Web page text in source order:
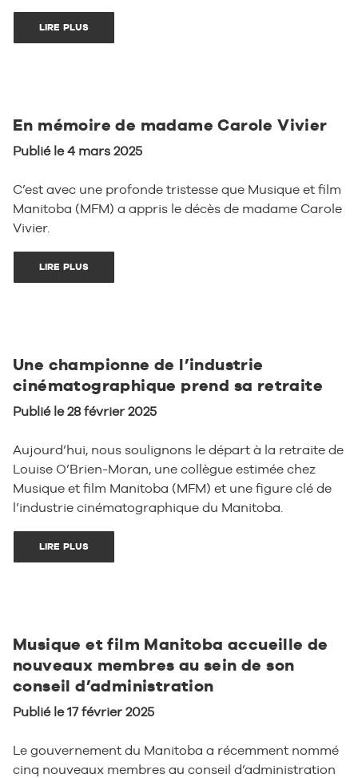
LIRE PLUS
En mémoire de madame Carole Vivier
Publié le 4 mars 2025
C’est avec une profonde tristesse que Musique et film
Manitoba (MFM) a appris le décès de madame Carole
Vivier.
LIRE PLUS
Une championne de l’industrie
cinématographique prend sa retraite
Publié le 28 février 2025
Aujourd’hui, nous soulignons le départ à la retraite de
Louise O’Brien-Moran, une collègue estimée chez
Musique et film Manitoba (MFM) et une figure clé de
l’industrie cinématographique du Manitoba.
LIRE PLUS
Musique et film Manitoba accueille de
nouveaux membres au sein de son
conseil d’administration
Publié le 17 février 2025
Le gouvernement du Manitoba a récemment nommé
cinq nouveaux membres au conseil d’administration